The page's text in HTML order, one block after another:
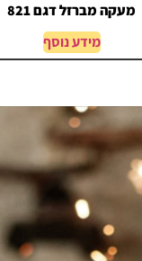
מעקה מברזל דגם 821
מידע נוסף